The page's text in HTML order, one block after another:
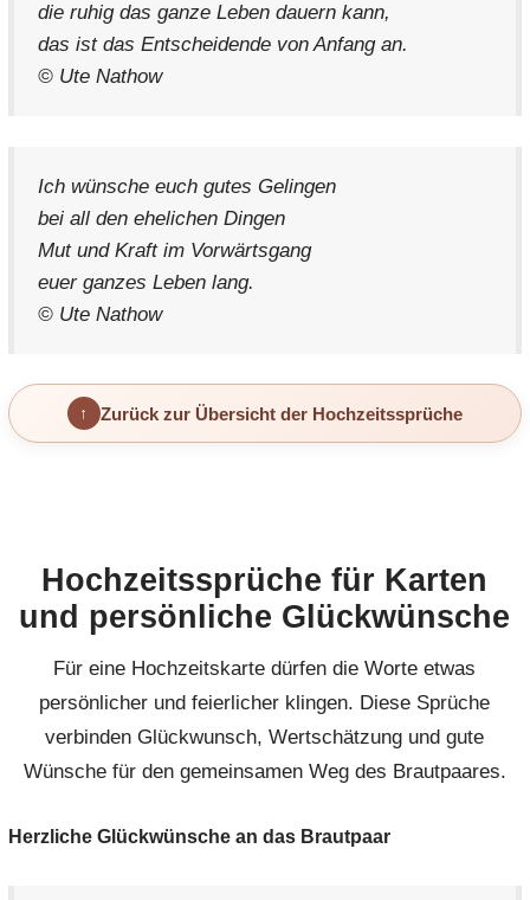
die ruhig das ganze Leben dauern kann,
das ist das Entscheidende von Anfang an.
© Ute Nathow
Ich wünsche euch gutes Gelingen
bei all den ehelichen Dingen
Mut und Kraft im Vorwärtsgang
euer ganzes Leben lang.
© Ute Nathow
Zurück zur Übersicht der Hochzeitssprüche
Hochzeitssprüche für Karten
und persönliche Glückwünsche
Für eine Hochzeitskarte dürfen die Worte etwas
persönlicher und feierlicher klingen. Diese Sprüche
verbinden Glückwunsch, Wertschätzung und gute
Wünsche für den gemeinsamen Weg des Brautpaares.
Herzliche Glückwünsche an das Brautpaar